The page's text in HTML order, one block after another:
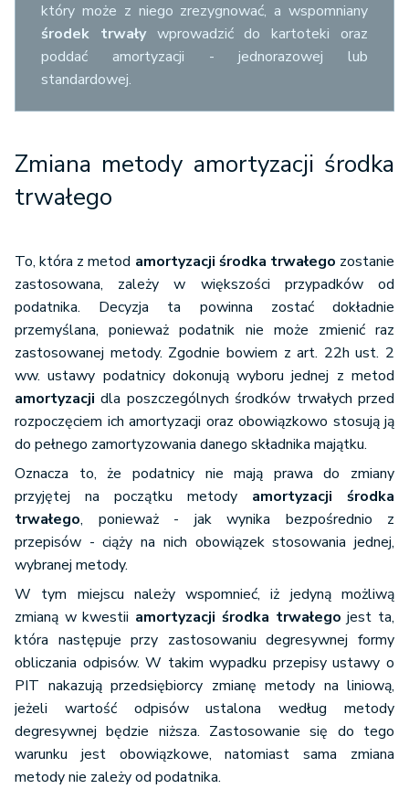
który może z niego zrezygnować, a wspomniany
środek trwaływprowadzić do kartoteki oraz
poddać amortyzacji - jednorazowej lub
standardowej.
Zmiana metody amortyzacji środka
trwałego
To, która z metod amortyzacji środka trwałego zostanie
zastosowana, zależy w większości przypadków od
podatnika. Decyzja ta powinna zostać dokładnie
przemyślana, ponieważ podatnik nie może zmienić raz
zastosowanej metody. Zgodnie bowiem z art. 22h ust. 2
ww. ustawy podatnicy dokonują wyboru jednej z metod
amortyzacji dla poszczególnych środków trwałych przed
rozpoczęciem ich amortyzacji oraz obowiązkowo stosują ją
do pełnego zamortyzowania danego składnika majątku.
Oznacza to, że podatnicy nie mają prawa do zmiany
przyjętej na początku metody amortyzacji środka
trwałego, ponieważ - jak wynika bezpośrednio z
przepisów - ciąży na nich obowiązek stosowania jednej,
wybranej metody.
W tym miejscu należy wspomnieć, iż jedyną możliwą
zmianą w kwestii amortyzacji środka trwałego jest ta,
która następuje przy zastosowaniu degresywnej formy
obliczania odpisów. W takim wypadku przepisy ustawy o
PIT nakazują przedsiębiorcy zmianę metody na liniową,
jeżeli wartość odpisów ustalona według metody
degresywnej będzie niższa. Zastosowanie się do tego
warunku jest obowiązkowe, natomiast sama zmiana
metody nie zależy od podatnika.